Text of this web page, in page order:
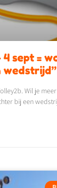
sept =
wedstrijd”
Wil je
bij een